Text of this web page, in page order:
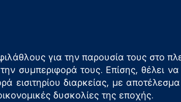
για την παρουσία τους στο
συμπεριφορά τους. Επίσης, θέλει
εισιτηρίου διαρκείας, με
δυσκολίες της εποχής.